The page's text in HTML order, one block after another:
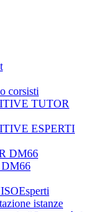
corsisti
TUTOR
ESPERTI
DM66
DM66
istanze